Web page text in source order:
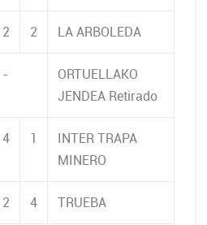
2 2 LA ARBOLEDA
-
ORTUELLAKO
JENDEA Retirado
4 1
INTER TRAPA
MINERO
2 4 TRUEBA